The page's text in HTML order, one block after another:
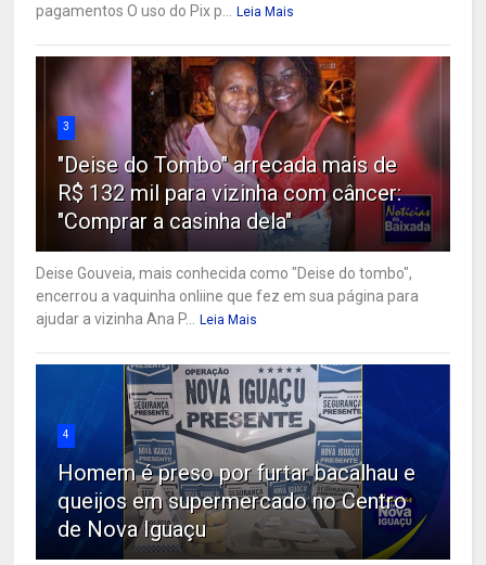
pagamentos O uso do Pix p...
Leia Mais
3
"Deise do Tombo" arrecada mais de
R$ 132 mil para vizinha com câncer:
"Comprar a casinha dela"
Deise Gouveia, mais conhecida como "Deise do tombo",
encerrou a vaquinha onliine que fez em sua página para
ajudar a vizinha Ana P...
Leia Mais
4
Homem é preso por furtar bacalhau e
queijos em supermercado no Centro
de Nova Iguaçu